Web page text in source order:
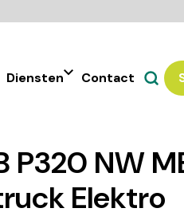
Diensten Contact
P320 NW
Elektro